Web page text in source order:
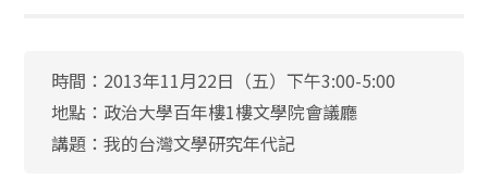
時間：2013年11月22日（五）下午3:00-5:00
地點：政治大學百年樓1樓文學院會議廳
講題：我的台灣文學研究年代記